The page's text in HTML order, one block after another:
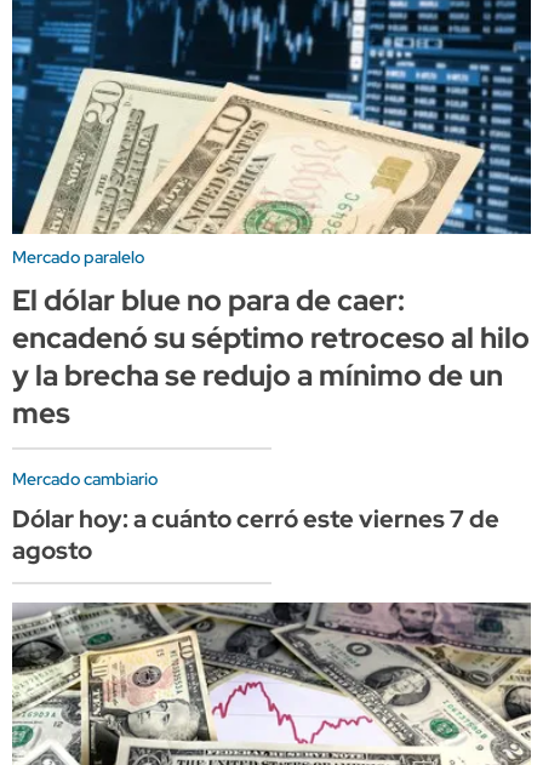
Mercado paralelo
El dólar blue no para de caer:
encadenó su séptimo retroceso al hilo
y la brecha se redujo a mínimo de un
mes
Mercado cambiario
Dólar hoy: a cuánto cerró este viernes 7 de
agosto